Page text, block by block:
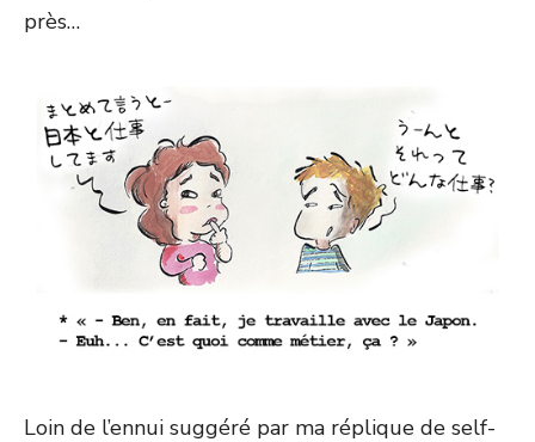
près…
Loin de l’ennui suggéré par ma réplique de self-